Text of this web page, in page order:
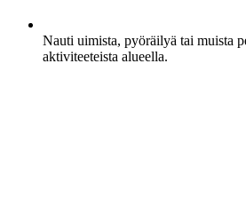
Nauti uimista, pyöräilyä tai muista
aktiviteeteista alueella.